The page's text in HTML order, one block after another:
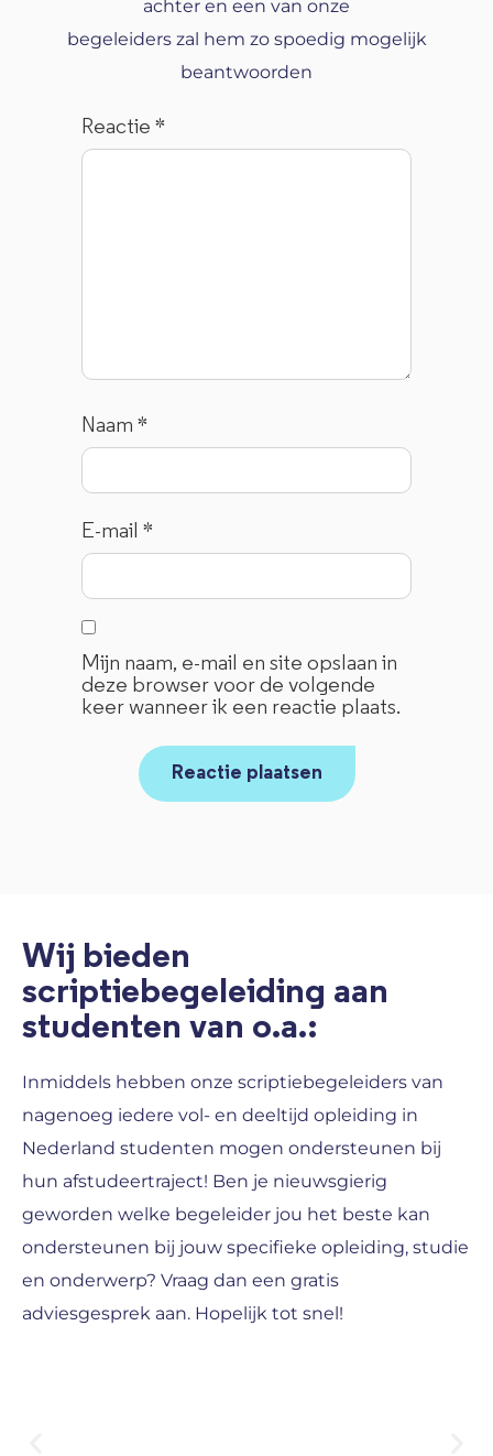
achter en een van onze
begeleiders zal hem zo spoedig mogelijk
beantwoorden
Reactie*
Naam*
E-mail*
Mijn naam, e-mail en site opslaan in
deze browser voor de volgende
keer wanneer ik een reactie plaats.
Wij bieden
scriptiebegeleiding aan
studenten van o.a.:
Inmiddels hebben onze scriptiebegeleiders van
nagenoeg iedere vol- en deeltijd opleiding in
Nederland studenten mogen ondersteunen bij
hun afstudeertraject! Ben je nieuwsgierig
geworden welke begeleider jou het beste kan
ondersteunen bij jouw specifieke opleiding, studie
en onderwerp? Vraag dan een gratis
adviesgesprek aan. Hopelijk tot snel!